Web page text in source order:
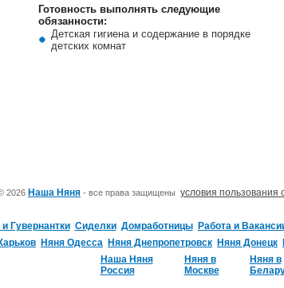
Готовность выполнять следующие
обязанности:
Детская гигиена и содержание в порядке
детских комнат
2026 Наша Няня - все права защищены условия пользования
и Гувернантки Сиделки Домработницы Работа и
Няня Одесса Няня Днепропетровск Няня Донецк
Наша Няня
Россия
Няня в
Москве
Няня в